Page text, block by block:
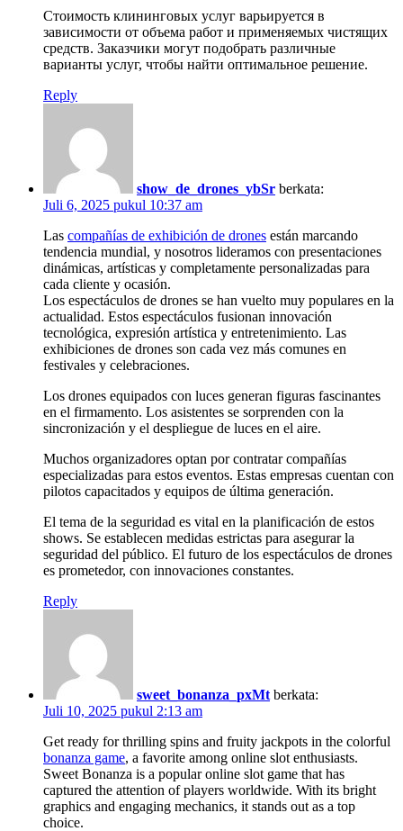
Стоимость клининговых услуг варьируется в
зависимости от объема работ и применяемых чистящих
средств. Заказчики могут подобрать различные
варианты услуг, чтобы найти оптимальное решение.
Reply
show_de_drones_ybSr berkata:
Juli 6, 2025 pukul 10:37 am
Las compañías de exhibición de drones están marcando
tendencia mundial, y nosotros lideramos con presentaciones
dinámicas, artísticas y completamente personalizadas para
cada cliente y ocasión.
Los espectáculos de drones se han vuelto muy populares en la
actualidad. Estos espectáculos fusionan innovación
tecnológica, expresión artística y entretenimiento. Las
exhibiciones de drones son cada vez más comunes en
festivales y celebraciones.
Los drones equipados con luces generan figuras fascinantes
en el firmamento. Los asistentes se sorprenden con la
sincronización y el despliegue de luces en el aire.
Muchos organizadores optan por contratar compañías
especializadas para estos eventos. Estas empresas cuentan con
pilotos capacitados y equipos de última generación.
El tema de la seguridad es vital en la planificación de estos
shows. Se establecen medidas estrictas para asegurar la
seguridad del público. El futuro de los espectáculos de drones
es prometedor, con innovaciones constantes.
Reply
sweet_bonanza_pxMt berkata:
Juli 10, 2025 pukul 2:13 am
Get ready for thrilling spins and fruity jackpots in the colorful
bonanza game, a favorite among online slot enthusiasts.
Sweet Bonanza is a popular online slot game that has
captured the attention of players worldwide. With its bright
graphics and engaging mechanics, it stands out as a top
choice.